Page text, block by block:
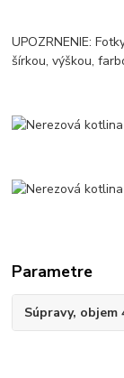
UPOZRNENIE:
šírkou, výškou,
Parametre
Súpravy, objem